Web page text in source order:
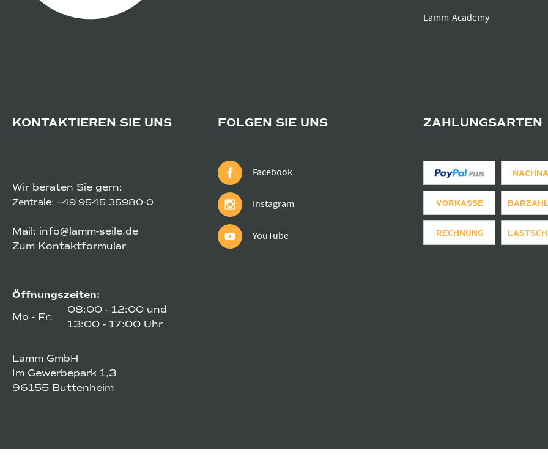
Lamm-Academy
KONTAKTIEREN SIE UNS
Wir beraten Sie gern:
Zentrale: +49 9545 35980-0
Mail: info@lamm-seile.de
Zum Kontaktformular
Öffnungszeiten:
Mo - Fr:
08:00 - 12:00 und
13:00 - 17:00 Uhr
Lamm GmbH
Im Gewerbepark 1,3
96155 Buttenheim
FOLGEN SIE UNS
Facebook
Instagram
YouTube
ZAHLUNGSARTEN
VORKASSE
RECHNUNG